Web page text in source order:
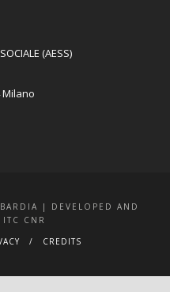
(AESS)
Milano
| DEVELOPED AND
ITC CNR
CREDITS